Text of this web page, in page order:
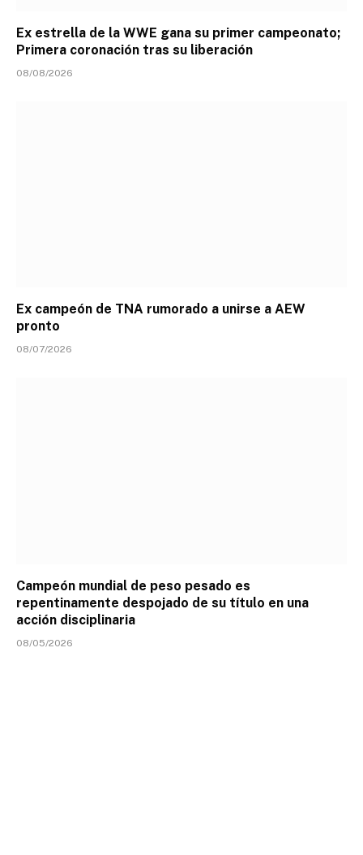
Ex estrella de la WWE gana su primer campeonato;
Primera coronación tras su liberación
08/08/2026
Ex campeón de TNA rumorado a unirse a AEW
pronto
08/07/2026
Campeón mundial de peso pesado es
repentinamente despojado de su título en una
acción disciplinaria
08/05/2026